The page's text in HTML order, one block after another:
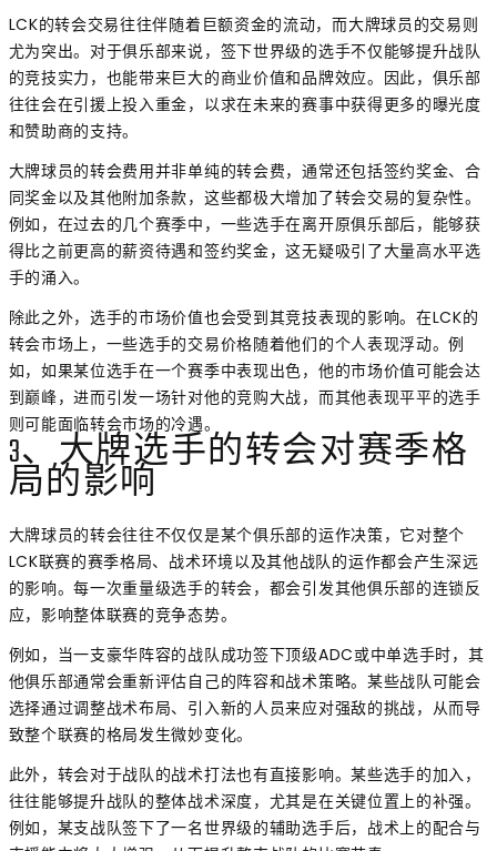
LCK的转会交易往往伴随着巨额资金的流动，而大牌球员的交易则
尤为突出。对于俱乐部来说，签下世界级的选手不仅能够提升战队
的竞技实力，也能带来巨大的商业价值和品牌效应。因此，俱乐部
往往会在引援上投入重金，以求在未来的赛事中获得更多的曝光度
和赞助商的支持。
大牌球员的转会费用并非单纯的转会费，通常还包括签约奖金、合
同奖金以及其他附加条款，这些都极大增加了转会交易的复杂性。
例如，在过去的几个赛季中，一些选手在离开原俱乐部后，能够获
得比之前更高的薪资待遇和签约奖金，这无疑吸引了大量高水平选
手的涌入。
除此之外，选手的市场价值也会受到其竞技表现的影响。在LCK的
转会市场上，一些选手的交易价格随着他们的个人表现浮动。例
如，如果某位选手在一个赛季中表现出色，他的市场价值可能会达
到巅峰，进而引发一场针对他的竞购大战，而其他表现平平的选手
则可能面临转会市场的冷遇。
3、大牌选手的转会对赛季格
局的影响
大牌球员的转会往往不仅仅是某个俱乐部的运作决策，它对整个
LCK联赛的赛季格局、战术环境以及其他战队的运作都会产生深远
的影响。每一次重量级选手的转会，都会引发其他俱乐部的连锁反
应，影响整体联赛的竞争态势。
例如，当一支豪华阵容的战队成功签下顶级ADC或中单选手时，其
他俱乐部通常会重新评估自己的阵容和战术策略。某些战队可能会
选择通过调整战术布局、引入新的人员来应对强敌的挑战，从而导
致整个联赛的格局发生微妙变化。
此外，转会对于战队的战术打法也有直接影响。某些选手的加入，
往往能够提升战队的整体战术深度，尤其是在关键位置上的补强。
例如，某支战队签下了一名世界级的辅助选手后，战术上的配合与